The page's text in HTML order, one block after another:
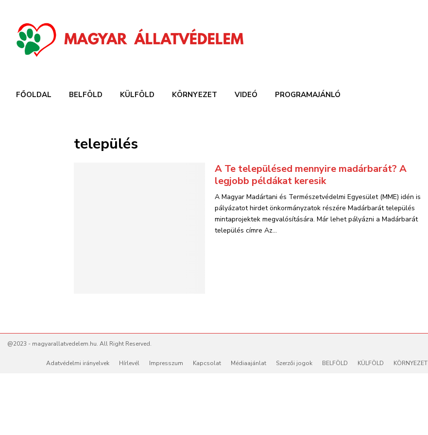
FŐOLDAL BELFÖLD KÜLFÖLD KÖRNYEZET VIDEÓ PROGRAMAJÁNLÓ
település
A Te településed mennyire madárbarát? A
legjobb példákat keresik
A Magyar Madártani és Természetvédelmi Egyesület (MME) idén is
pályázatot hirdet önkormányzatok részére Madárbarát település
mintaprojektek megvalósítására. Már lehet pályázni a Madárbarát
település címre Az...
@2023 - magyarallatvedelem.hu. All Right Reserved.
Adatvédelmi irányelvek Hírlevél Impresszum Kapcsolat Médiaajánlat Szerzői jogok BELFÖLD KÜLFÖLD KÖRNYEZET